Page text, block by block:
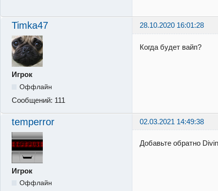
Timka47 28.10.2020 16:01:28
Игрок
Оффлайн
Сообщений: 111
Когда будет вайп?
temperror 02.03.2021 14:49:38
Игрок
Оффлайн
Добавьте обратно